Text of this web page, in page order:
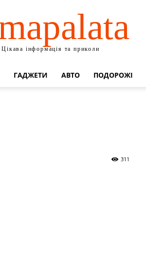
Цікава інформація та приколи
ГАДЖЕТИ АВТО ПОДОРОЖІ
311